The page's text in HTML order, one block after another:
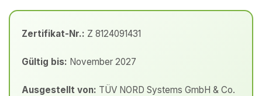
Zertifikat-Nr.: Z 8124091431
Gültig bis: November 2027
Ausgestellt von: TÜV NORD Systems GmbH & Co.